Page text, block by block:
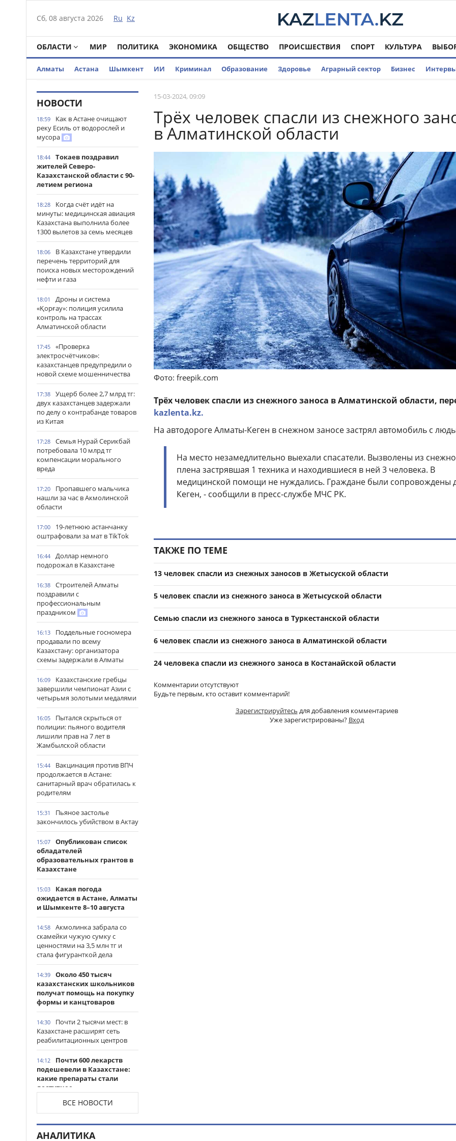
Сб, 08 августа 2026 Ru Kz
ОБЛАСТИ МИР ПОЛИТИКА ЭКОНОМИКА ОБЩЕСТВО ПРОИСШЕСТВИЯ СПОРТ КУЛЬТУРА
Алматы Астана Шымкент ИИ Криминал Образование Здоровье Аграрный сектор Бизнес
НОВОСТИ
18:59
Как в Астане очищают
реку Есиль от водорослей и
мусора
18:44
Токаев поздравил
жителей Северо-
Казахстанской области с 90-
летием региона
18:28
Когда счёт идёт на
минуты: медицинская авиация
Казахстана выполнила более
1300 вылетов за семь месяцев
18:06
В Казахстане утвердили
перечень территорий для
поиска новых месторождений
нефти и газа
18:01
Дроны и система
«Қорғау»: полиция усилила
контроль на трассах
Алматинской области
17:45
«Проверка
электросчётчиков»:
казахстанцев предупредили о
новой схеме мошенничества
17:38
Ущерб более 2,7 млрд тг:
двух казахстанцев задержали
по делу о контрабанде товаров
из Китая
17:28
Семья Нурай Серикбай
потребовала 10 млрд тг
компенсации морального
вреда
17:20
Пропавшего мальчика
нашли за час в Акмолинской
области
17:00
19-летнюю астанчанку
оштрафовали за мат в TikTok
16:44
Доллар немного
подорожал в Казахстане
16:38
Строителей Алматы
поздравили с
профессиональным
праздником
16:13
Поддельные госномера
продавали по всему
Казахстану: организатора
схемы задержали в Алматы
16:09
Казахстанские гребцы
завершили чемпионат Азии с
четырьмя золотыми медалями
16:05
Пытался скрыться от
полиции: пьяного водителя
лишили прав на 7 лет в
Жамбылской области
15:44
Вакцинация против ВПЧ
продолжается в Астане:
санитарный врач обратилась к
родителям
15:31
Пьяное застолье
закончилось убийством в Актау
15:07
Опубликован список
обладателей
образовательных грантов в
Казахстане
15:03
Какая погода
ожидается в Астане, Алматы
и Шымкенте 8–10 августа
14:58
Акмолинка забрала со
скамейки чужую сумку с
ценностями на 3,5 млн тг и
стала фигуранткой дела
14:39
Около 450 тысяч
казахстанских школьников
получат помощь на покупку
формы и канцтоваров
14:30
Почти 2 тысячи мест: в
Казахстане расширят сеть
реабилитационных центров
14:12
Почти 600 лекарств
подешевели в Казахстане:
какие препараты стали
доступнее
Казахстанские
таеквондисты завоевали
четыре медали на турнире в
Индонезии
ВСЕ НОВОСТИ
15-03-2024, 09:09
Трёх человек спасли из снежного
в Алматинской области
Фото: freepik.com
Трёх человек спасли из снежного заноса в Алматинской области,
kazlenta.kz.
На автодороге Алматы-Кеген в снежном заносе застрял автомобиль с
На место незамедлительно выехали спасатели. Вызволены из
плена застрявшая 1 техника и находившиеся в ней 3 человека. В
медицинской помощи не нуждались. Граждане были сопровождены
Кеген, - сообщили в пресс-службе МЧС РК.
ТАКЖЕ ПО ТЕМЕ
13 человек спасли из снежных заносов в Жетысуской области
5 человек спасли из снежного заноса в Жетысуской области
Семью спасли из снежного заноса в Туркестанской области
6 человек спасли из снежного заноса в Алматинской области
24 человека спасли из снежного заноса в Костанайской области
Комментарии отсутствуют
Будьте первым, кто оставит комментарий!
Зарегистрируйтесь для добавления комментариев
Уже зарегистрированы? Вход
АНАЛИТИКА